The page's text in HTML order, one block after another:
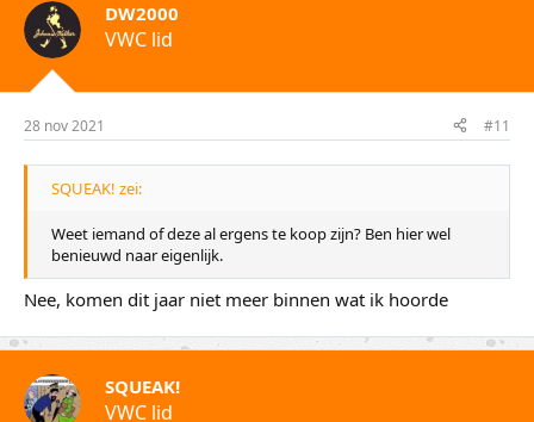
DW2000
VWC lid
28 nov 2021 #11
SQUEAK! zei:
Weet iemand of deze al ergens te koop zijn? Ben hier wel
benieuwd naar eigenlijk.
Nee, komen dit jaar niet meer binnen wat ik hoorde
SQUEAK!
VWC lid